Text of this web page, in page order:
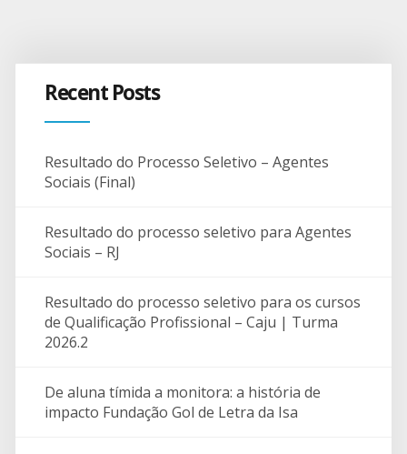
Recent Posts
Resultado do Processo Seletivo – Agentes
Sociais (Final)
Resultado do processo seletivo para Agentes
Sociais – RJ
Resultado do processo seletivo para os cursos
de Qualificação Profissional – Caju | Turma
2026.2
De aluna tímida a monitora: a história de
impacto Fundação Gol de Letra da Isa